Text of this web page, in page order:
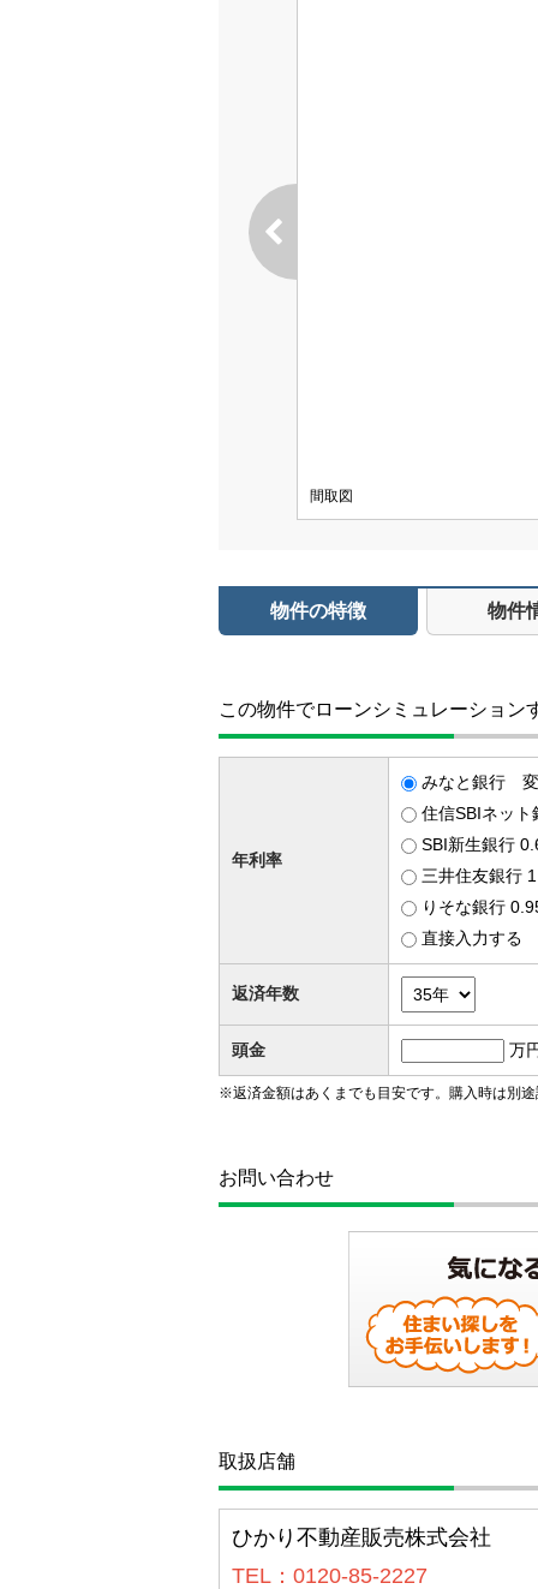
間取図
物件の特徴 物件
この物件でローンシミュレーション
年利率
みなと銀行 変
住信SBIネッ
SBI新生銀行
三井住友銀行
りそな銀行
直接入力する
返済年数
頭金 万
※返済金額はあくまでも目安です。購入時は別
お問い合わせ
取扱店舗
ひかり不動産販売株式会社
TEL：0120-85-2227